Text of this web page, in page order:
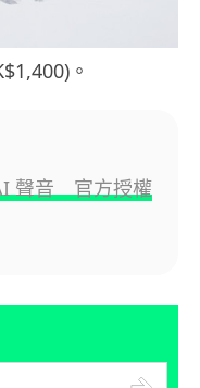
。
聲音 官方授權